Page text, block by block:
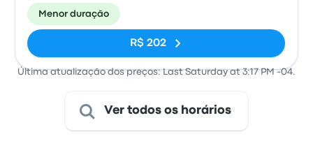
Rodoviario)
Menor duração
R$ 202
Última atualização dos preços: Last Saturday at 3:17 PM -04.
Ver todos os horários